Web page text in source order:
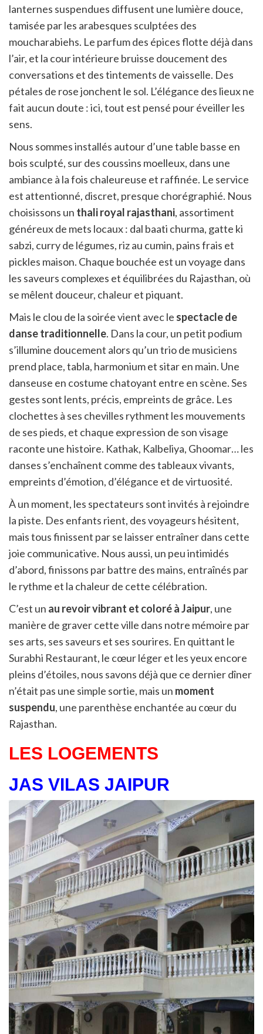
lanternes suspendues diffusent une lumière douce,
tamisée par les arabesques sculptées des
moucharabiehs. Le parfum des épices flotte déjà dans
l’air, et la cour intérieure bruisse doucement des
conversations et des tintements de vaisselle. Des
pétales de rose jonchent le sol. L’élégance des lieux ne
fait aucun doute : ici, tout est pensé pour éveiller les
sens.
Nous sommes installés autour d’une table basse en
bois sculpté, sur des coussins moelleux, dans une
ambiance à la fois chaleureuse et raffinée. Le service
est attentionné, discret, presque chorégraphié. Nous
choisissons un thali royal rajasthani, assortiment
généreux de mets locaux : dal baati churma, gatte ki
sabzi, curry de légumes, riz au cumin, pains frais et
pickles maison. Chaque bouchée est un voyage dans
les saveurs complexes et équilibrées du Rajasthan, où
se mêlent douceur, chaleur et piquant.
Mais le clou de la soirée vient avec le spectacle de
danse traditionnelle. Dans la cour, un petit podium
s’illumine doucement alors qu’un trio de musiciens
prend place, tabla, harmonium et sitar en main. Une
danseuse en costume chatoyant entre en scène. Ses
gestes sont lents, précis, empreints de grâce. Les
clochettes à ses chevilles rythment les mouvements
de ses pieds, et chaque expression de son visage
raconte une histoire. Kathak, Kalbeliya, Ghoomar… les
danses s’enchaînent comme des tableaux vivants,
empreints d’émotion, d’élégance et de virtuosité.
À un moment, les spectateurs sont invités à rejoindre
la piste. Des enfants rient, des voyageurs hésitent,
mais tous finissent par se laisser entraîner dans cette
joie communicative. Nous aussi, un peu intimidés
d’abord, finissons par battre des mains, entraînés par
le rythme et la chaleur de cette célébration.
C’est un au revoir vibrant et coloré à Jaipur, une
manière de graver cette ville dans notre mémoire par
ses arts, ses saveurs et ses sourires. En quittant le
Surabhi Restaurant, le cœur léger et les yeux encore
pleins d’étoiles, nous savons déjà que ce dernier dîner
n’était pas une simple sortie, mais un moment
suspendu, une parenthèse enchantée au cœur du
Rajasthan.
LES LOGEMENTS
JAS VILAS JAIPUR